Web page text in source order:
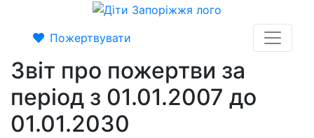
Пожертвувати
Звіт про пожертви за
період з 01.01.2007 до
01.01.2030